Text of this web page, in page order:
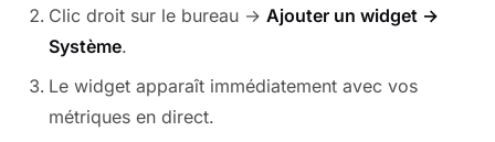
Clic droit sur le bureau → Ajouter un widget →
Système.
Le widget apparaît immédiatement avec vos
métriques en direct.